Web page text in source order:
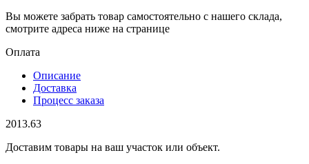
Вы можете забрать товар самостоятельно с нашего склада,
смотрите адреса ниже на странице
Оплата
Описание
Доставка
Процесс заказа
2013.63
Доставим товары на ваш участок или объект.